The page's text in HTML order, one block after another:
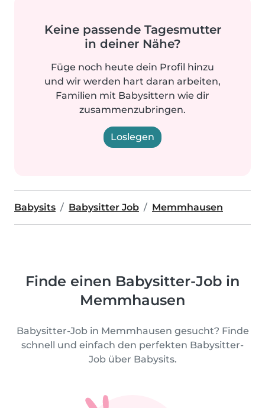
Keine passende Tagesmutter
in deiner Nähe?
Füge noch heute dein Profil hinzu
und wir werden hart daran arbeiten,
Familien mit Babysittern wie dir
zusammenzubringen.
Loslegen
Babysits Babysitter Job Memmhausen
Finde einen Babysitter-Job in
Memmhausen
Babysitter-Job in Memmhausen gesucht? Finde
schnell und einfach den perfekten Babysitter-
Job über Babysits.